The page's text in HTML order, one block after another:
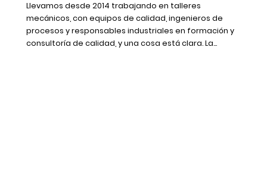
Llevamos desde 2014 trabajando en talleres
mecánicos, con equipos de calidad, ingenieros de
procesos y responsables industriales en formación y
consultoría de calidad, y una cosa está clara. La...